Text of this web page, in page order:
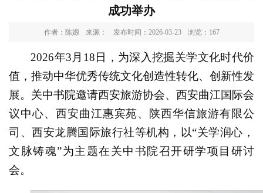
成功举办
作者：陈嫄 来源： 发布时间：2026-03-23 浏览： 167
2026年3月18日，为深入挖掘关学文化时代价
值，推动中华优秀传统文化创造性转化、创新性发
展。关中书院邀请西安旅游协会、西安曲江国际会
议中心、西安曲江惠宾苑、陕西华信旅游有限公
司、西安龙腾国际旅行社等机构，以“关学润心，
文脉铸魂”为主题在关中书院召开研学项目研讨
会。